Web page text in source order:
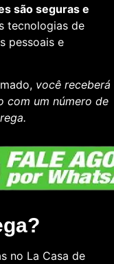
são seguras e
tecnologias de
pessoais e
você receberá
com um número de
no La Casa de